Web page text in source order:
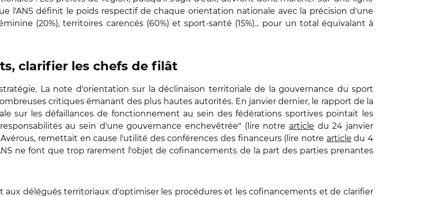
l'ANS définit le poids respectif de chaque orientation nationale avec la précision d'une
(20%), territoires carencés (60%) et sport-santé (15%)... pour un total équivalant à
clarifier les chefs de filât
La note d'orientation sur la déclinaison territoriale de la gouvernance du sport
critiques émanant des plus hautes autorités. En janvier dernier, le rapport de la
sur les défaillances de fonctionnement au sein des fédérations sportives pointait les
au sein d'une gouvernance enchevêtrée" (lire notre article du 24 janvier
remettait en cause l'utilité des conférences des financeurs (lire notre article du 4
ne font que trop rarement l'objet de cofinancements de la part des parties prenantes
délégués territoriaux d'optimiser les procédures et les cofinancements et de clarifier